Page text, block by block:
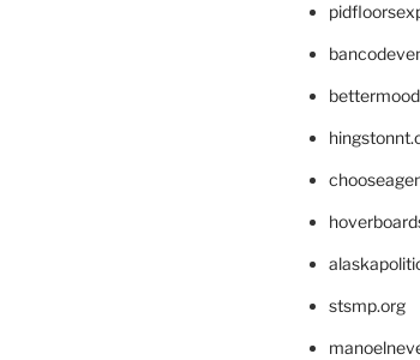
stsmp.org